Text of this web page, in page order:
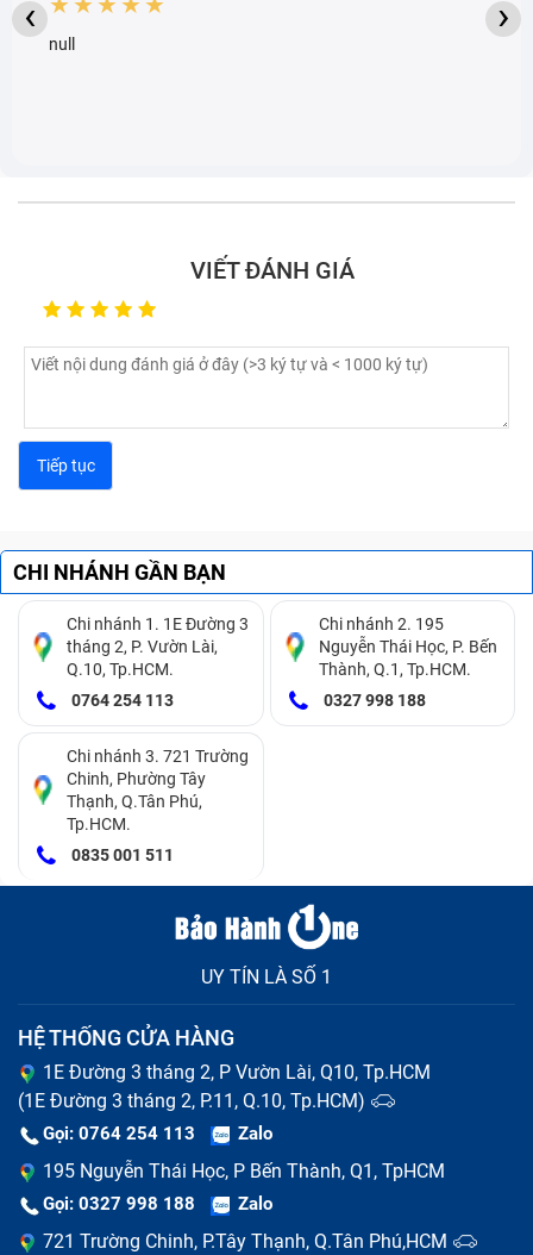
null
‹ ›
VIẾT ĐÁNH GIÁ
CHI NHÁNH GẦN BẠN
Chi nhánh 1. 1E Đường 3
tháng 2, P. Vườn Lài,
Q.10, Tp.HCM.
0764 254 113
Chi nhánh 2. 195
Nguyễn Thái Học, P. Bến
Thành, Q.1, Tp.HCM.
0327 998 188
Chi nhánh 3. 721 Trường
Chinh, Phường Tây
Thạnh, Q.Tân Phú,
Tp.HCM.
0835 001 511
UY TÍN LÀ SỐ 1
HỆ THỐNG CỬA HÀNG
1E Đường 3 tháng 2, P Vườn Lài, Q10, Tp.HCM
(1E Đường 3 tháng 2, P.11, Q.10, Tp.HCM)
Gọi: 0764 254 113 Zalo
195 Nguyễn Thái Học, P Bến Thành, Q1, TpHCM
Gọi: 0327 998 188 Zalo
721 Trường Chinh, P.Tây Thạnh, Q.Tân Phú,HCM